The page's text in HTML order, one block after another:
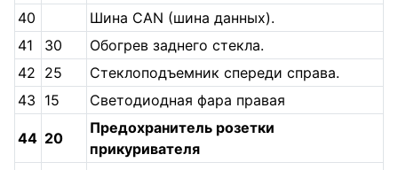
40
Шина CAN (шина данных).
41
30
Обогрев заднего стекла.
42 25
Стеклоподъемник спереди справа.
43 15 Светодиодная фара правая
44 20
Предохранитель розетки
прикуривателя